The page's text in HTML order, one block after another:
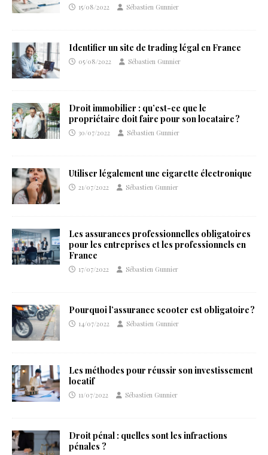
15/08/2022 Sébastien Gunnier
Identifier un site de trading légal en France
05/08/2022 Sébastien Gunnier
Droit immobilier : qu’est-ce que le
propriétaire doit faire pour son locataire ?
30/07/2022 Sébastien Gunnier
Utiliser légalement une cigarette électronique
21/07/2022 Sébastien Gunnier
Les assurances professionnelles obligatoires
pour les entreprises et les professionnels en
France
17/07/2022 Sébastien Gunnier
Pourquoi l’assurance scooter est obligatoire ?
14/07/2022 Sébastien Gunnier
Les méthodes pour réussir son investissement
locatif
11/07/2022 Sébastien Gunnier
Droit pénal : quelles sont les infractions
pénales ?